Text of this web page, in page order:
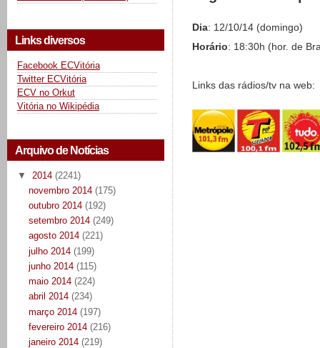
Links diversos
Facebook ECVitória
Twitter ECVitória
ECV no Orkut
Vitória no Wikipédia
Arquivo de Notícias
▼ 2014 (2241)
novembro 2014 (175)
outubro 2014 (192)
setembro 2014 (249)
agosto 2014 (221)
julho 2014 (199)
junho 2014 (115)
maio 2014 (224)
abril 2014 (234)
março 2014 (197)
fevereiro 2014 (216)
janeiro 2014 (219)
Dia: 12/10/14 (domingo)
Horário: 18:30h (hor. de
Links das rádios/tv na web: